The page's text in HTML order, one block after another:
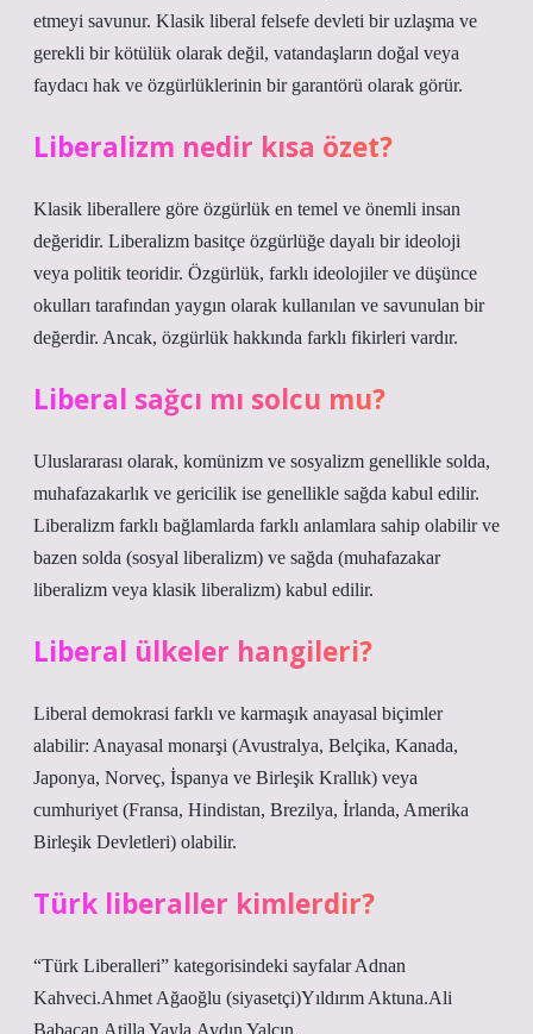
etmeyi savunur. Klasik liberal felsefe devleti bir uzlaşma ve
gerekli bir kötülük olarak değil, vatandaşların doğal veya
faydacı hak ve özgürlüklerinin bir garantörü olarak görür.
Liberalizm nedir kısa özet?
Klasik liberallere göre özgürlük en temel ve önemli insan
değeridir. Liberalizm basitçe özgürlüğe dayalı bir ideoloji
veya politik teoridir. Özgürlük, farklı ideolojiler ve düşünce
okulları tarafından yaygın olarak kullanılan ve savunulan bir
değerdir. Ancak, özgürlük hakkında farklı fikirleri vardır.
Liberal sağcı mı solcu mu?
Uluslararası olarak, komünizm ve sosyalizm genellikle solda,
muhafazakarlık ve gericilik ise genellikle sağda kabul edilir.
Liberalizm farklı bağlamlarda farklı anlamlara sahip olabilir ve
bazen solda (sosyal liberalizm) ve sağda (muhafazakar
liberalizm veya klasik liberalizm) kabul edilir.
Liberal ülkeler hangileri?
Liberal demokrasi farklı ve karmaşık anayasal biçimler
alabilir: Anayasal monarşi (Avustralya, Belçika, Kanada,
Japonya, Norveç, İspanya ve Birleşik Krallık) veya
cumhuriyet (Fransa, Hindistan, Brezilya, İrlanda, Amerika
Birleşik Devletleri) olabilir.
Türk liberaller kimlerdir?
“Türk Liberalleri” kategorisindeki sayfalar Adnan
Kahveci.Ahmet Ağaoğlu (siyasetçi)Yıldırım Aktuna.Ali
Babacan.Atilla Yayla.Aydın Yalçın.